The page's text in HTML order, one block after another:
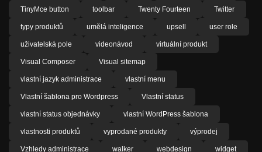
TinyMce button toolbar Twenty Fourteen Twitter
typy produktů umělá inteligence upsell user role
uživatelská pole videonávod virtuální produkt
Visual Composer Visual sitemap
vlastní jazyk administrace vlastní menu
Vlastní šablona pro Wordpress Vlastní status
vlastní status objednávky vlastní WordPress šablona
vlastnosti produktů vyprodané produkty výprodej
Vzhledy administrace walker webdesign widget